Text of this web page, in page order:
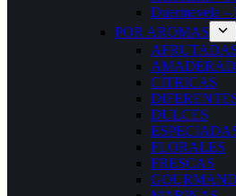
Duermevela
POR AROMAS
CÍTRICAS
DULCES
FLORALES
FRESCAS